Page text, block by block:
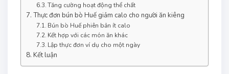
Tăng cường hoạt động thể chất
Thực đơn bún bò Huế giảm calo cho người ăn kiêng
Bún bò Huế phiên bản ít calo
Kết hợp với các món ăn khác
Lập thực đơn ví dụ cho một ngày
Kết luận